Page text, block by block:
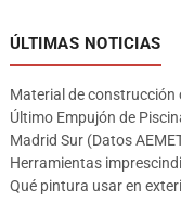
ÚLTIMAS NOTICIAS
Material de construcción
Último Empujón de
Madrid Sur (Datos
Herramientas
Qué pintura usar en